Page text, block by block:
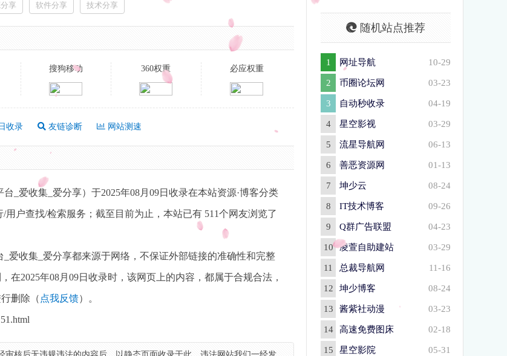
享 软件分享 技术分享
搜狗移动 360权重 必应权重
收录 友链诊断 网站测速
_爱收集_爱分享）于2025年08月09日收录在本站资源·博客分类
户查找/检索服务；截至目前为止，本站已有 511个网友浏览了
爱收集_爱分享都来源于网络，不保证外部链接的准确性和完整
2025年08月09日收录时，该网页上的内容，都属于合规合法，
删除（ 点我反馈）。
随机站点推荐
1 网址导航 10-29
2 币圈论坛网 03-23
3 自动秒收录 04-19
4 星空影视 03-29
5 流星导航网 06-13
6 善恶资源网 01-13
7 坤少云 08-24
8 IT技术博客 09-26
9 Q群广告联盟 04-23
10 凌萱自助建站 03-29
11 总裁导航网 11-16
12 坤少博客 08-24
13 酱紫社动漫 03-23
14 高速免费图床 02-18
15 星空影院 05-31